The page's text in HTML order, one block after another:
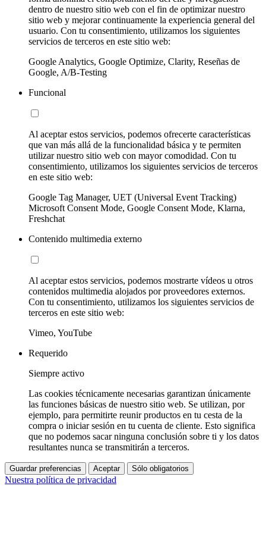
dentro de nuestro sitio web con el fin de optimizar nuestro
sitio web y mejorar continuamente la experiencia general del
usuario. Con tu consentimiento, utilizamos los siguientes
servicios de terceros en este sitio web:
Google Analytics, Google Optimize, Clarity, Reseñas de
Google, A/B-Testing
Funcional
Al aceptar estos servicios, podemos ofrecerte características
que van más allá de la funcionalidad básica y te permiten
utilizar nuestro sitio web con mayor comodidad. Con tu
consentimiento, utilizamos los siguientes servicios de terceros
en este sitio web:
Google Tag Manager, UET (Universal Event Tracking)
Microsoft Consent Mode, Google Consent Mode, Klarna,
Freshchat
Contenido multimedia externo
Al aceptar estos servicios, podemos mostrarte vídeos u otros
contenidos multimedia alojados por proveedores externos.
Con tu consentimiento, utilizamos los siguientes servicios de
terceros en este sitio web:
Vimeo, YouTube
Requerido
Siempre activo
Las cookies técnicamente necesarias garantizan únicamente
las funciones básicas de nuestro sitio web. Se utilizan, por
ejemplo, para permitirte reunir productos en tu cesta de la
compra o iniciar sesión en tu cuenta de cliente. Esto significa
que no podemos sacar ninguna conclusión sobre ti y los datos
resultantes nunca se transmitirán a terceros.
Guardar preferencias Aceptar Sólo obligatorios
Nuestra política de privacidad